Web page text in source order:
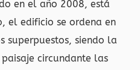
en el año 2008, está
el edificio se ordena en
superpuestos, siendo la
circundante las